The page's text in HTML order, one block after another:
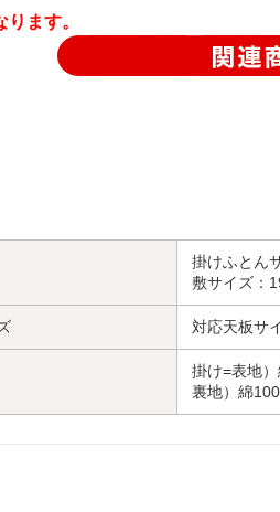
ます。
掛けふとん
敷サイズ：
対応天板サ
掛け=表地
裏地）綿